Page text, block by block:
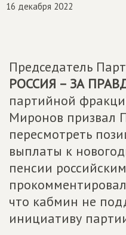
16 декабря 2022
Председатель
РОССИЯ – ЗА
партийной
Миронов призвал
пересмотреть
выплаты к
пенсии
что кабмин не
инициативу